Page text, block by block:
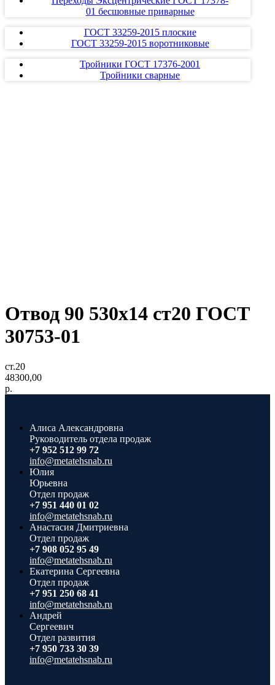
01 бесшовные приварные
ГОСТ 33259-2015 плоские
ГОСТ 33259-2015 воротниковые
Тройники ГОСТ 17376-2001
Тройники сварные
Отвод 90 530x14 ст20 ГОСТ
30753-01
ст.20
48300,00
р.
Алиса Александровна
Руководитель отдела продаж
+7 952 512 99 72
info@metatehsnab.ru
Юлия
Юрьевна
Отдел продаж
+7 951 440 01 02
info@metatehsnab.ru
Анастасия Дмитриевна
Отдел продаж
+7 908 052 95 49
info@metatehsnab.ru
Екатерина Сергеевна
Отдел продаж
+7 951 250 68 41
info@metatehsnab.ru
Андрей
Сергеевич
Отдел развития
+7 950 733 30 39
info@metatehsnab.ru